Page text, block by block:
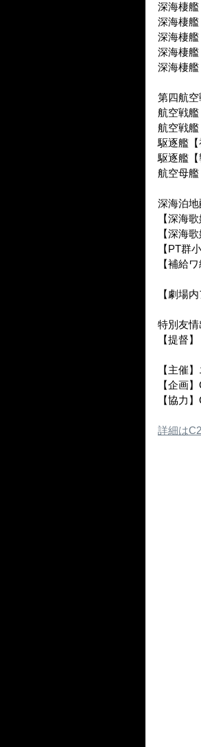
深海棲
深海棲
深海棲
深海棲
深海棲
第四航
航空戦
航空戦
駆逐艦
駆逐艦
航空母
深海泊
【深海
【深海
【PT群
【補給
【劇場
特別友
【提督
【主催
【企画
【協力
詳細は